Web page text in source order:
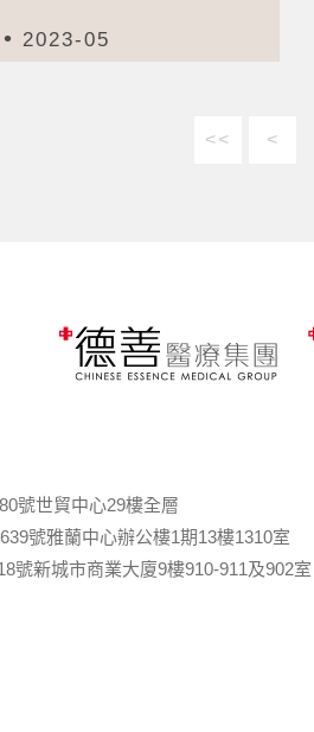
2023-05
<< <
號世貿中心29樓全層
號雅蘭中心辦公樓1期13樓1310室
號新城市商業大廈9樓910-911及902室